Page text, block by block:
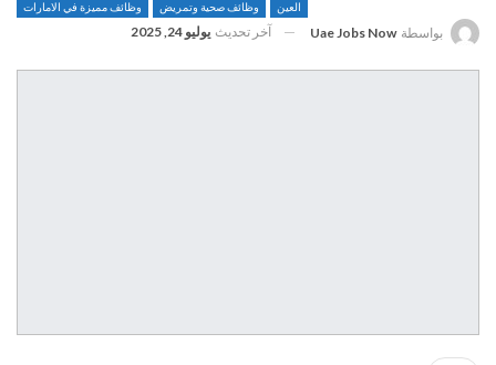
العين وظائف صحية وتمريض وظائف مميزة في الامارات
بواسطة Uae Jobs Now آخر تحديث يوليو 24, 2025